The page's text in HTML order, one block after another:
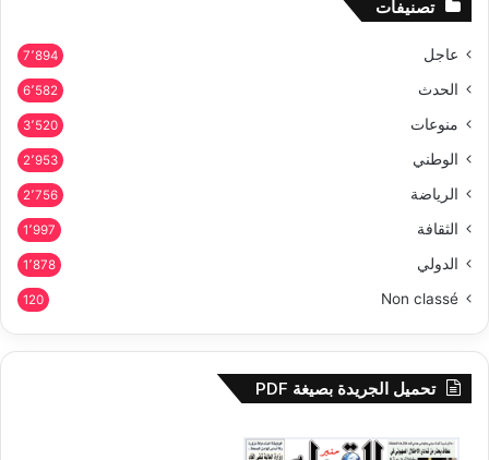
تصنيفات
عاجل 7٬894
الحدث 6٬582
منوعات 3٬520
الوطني 2٬953
الرياضة 2٬756
الثقافة 1٬997
الدولي 1٬878
Non classé
120
تحميل الجريدة بصيغة PDF